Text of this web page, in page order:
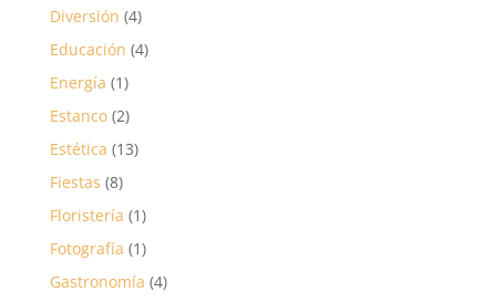
Diversión (4)
Educación (4)
Energía (1)
Estanco(2)
Estética (13)
Fiestas (8)
Floristería (1)
Fotografía (1)
Gastronomía (4)